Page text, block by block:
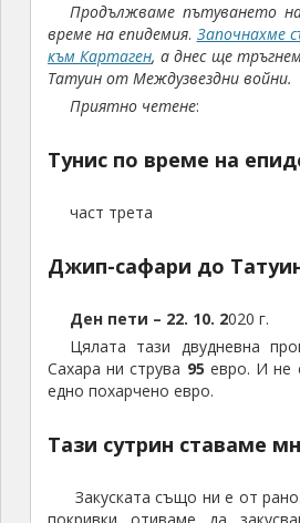
Продължваме пътуването
време на епидемия. Започнахме
към Картаген, а днес ще
Татуин от Междузвездни войни.
Приятно четене:
Тунис по време на
част трета
Джип-сафари до
Ден пети – 22. 10. 2020 г.
Цялата тази двудневна
Сахара ни струва 95 евро. И не
едно похарчено евро.
Тази сутрин ставаме
Закуската също ни е от